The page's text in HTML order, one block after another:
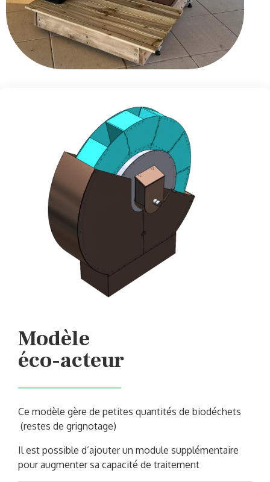
Modèle
éco-acteur
Ce modèle gère de petites quantités de biodéchets
(restes de grignotage)
Il est possible d’ajouter un module supplémentaire
pour augmenter sa capacité de traitement